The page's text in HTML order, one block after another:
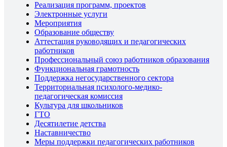
Реализация программ, проектов
Электронные услуги
Мероприятия
Образование обществу
Аттестация руководящих и педагогических
работников
Профессиональный союз работников образования
Функциональная грамотность
Поддержка негосударственного сектора
Территориальная психолого-медико-
педагогическая комиссия
Культура для школьников
ГТО
Десятилетие детства
Наставничество
Меры поддержки педагогических работников